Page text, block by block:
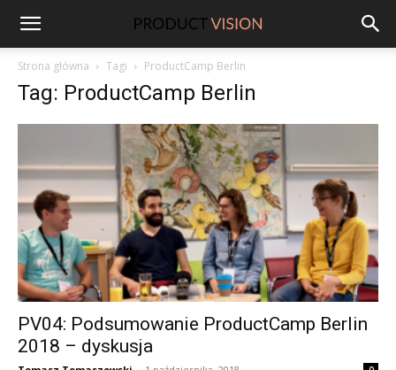
ProductVision
Strona główna Tagi ProductCamp Berlin
Tag: ProductCamp Berlin
PV04: Podsumowanie ProductCamp Berlin
2018 – dyskusja